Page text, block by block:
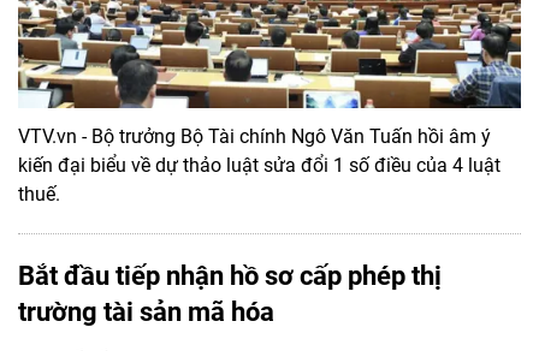
VTV.vn - Bộ trưởng Bộ Tài chính Ngô Văn Tuấn hồi âm ý
kiến đại biểu về dự thảo luật sửa đổi 1 số điều của 4 luật
thuế.
Bắt đầu tiếp nhận hồ sơ cấp phép thị
trường tài sản mã hóa